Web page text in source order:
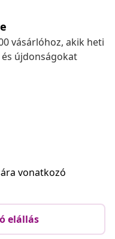
vásárlóhoz, akik heti
újdonságokat
vonatkozó
elállás